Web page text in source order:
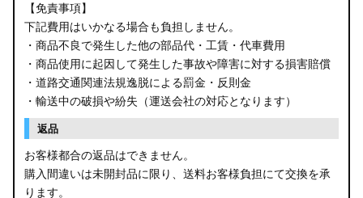
【免責事項】
下記費用はいかなる場合も負担しません。
・商品不良で発生した他の部品代・工賃・代車費用
・商品使用に起因して発生した事故や障害に対する損害賠償
・道路交通関連法規逸脱による罰金・反則金
・輸送中の破損や紛失（運送会社の対応となります）
返品
お客様都合の返品はできません。
購入間違いは未開封品に限り、送料お客様負担にて交換を承
ります。